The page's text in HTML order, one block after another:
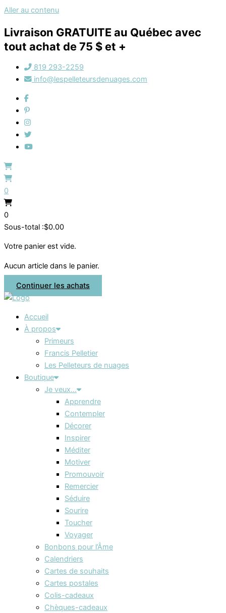
Aller au contenu
Livraison GRATUITE au Québec avec
tout achat de 75 $ et +
819 293-2259
info@lespelleteursdenuages.com
0
0
Sous-total :$0.00
Votre panier est vide.
Aucun article dans le panier.
Continuer les achats
Accueil
À propos
Primeurs
Francis Pelletier
Les Pelleteurs de nuages
Boutique
Je veux…
Apprendre
Contempler
Décorer
Inspirer
Méditer
Motiver
Promouvoir
Remercier
Séduire
Sourire
Toucher
Voyager
Bonbons pour l’Âme
Calendriers
Cartes de souhaits
Cartes postales
Colis-cadeaux
Chèques-cadeaux